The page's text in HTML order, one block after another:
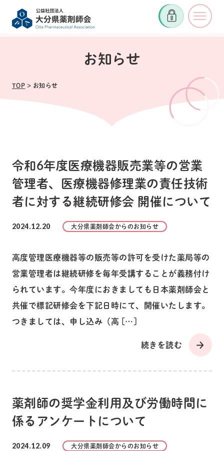
お知らせ
TOP > お知らせ
令和6年度医療機器販売業等の営業
管理者、医療機器修理業の責任技術
者に対する継続研修会 開催について
2024.12.20 大分県薬剤師会からのお知らせ
高度管理医療機器等の販売等の許可を受けた薬局等の
営業管理者は継続研修を毎年受講することが義務付け
られています。今年度におきましても日本薬剤師会と
共催で標記研修会を下記日時にて、開催いたします。
つきましては、申し込み（高 […]
続きを読む
薬剤師の奨学金利用及び労働時間に
係るアンケートについて
2024.12.09 大分県薬剤師会からのお知らせ